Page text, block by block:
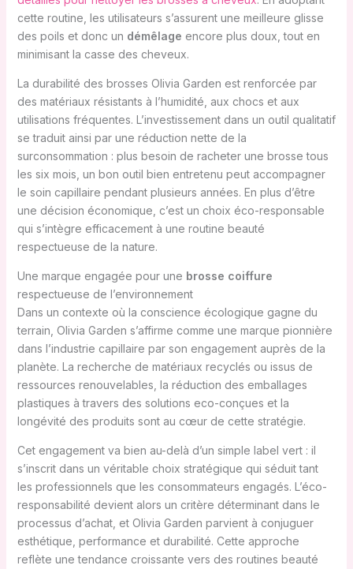
cette routine, les utilisateurs s’assurent une meilleure glisse
des poils et donc un démêlage encore plus doux, tout en
minimisant la casse des cheveux.
La durabilité des brosses Olivia Garden est renforcée par
des matériaux résistants à l’humidité, aux chocs et aux
utilisations fréquentes. L’investissement dans un outil qualitatif
se traduit ainsi par une réduction nette de la
surconsommation : plus besoin de racheter une brosse tous
les six mois, un bon outil bien entretenu peut accompagner
le soin capillaire pendant plusieurs années. En plus d’être
une décision économique, c’est un choix éco-responsable
qui s’intègre efficacement à une routine beauté
respectueuse de la nature.
Une marque engagée pour une brosse coiffure
respectueuse de l’environnement
Dans un contexte où la conscience écologique gagne du
terrain, Olivia Garden s’affirme comme une marque pionnière
dans l’industrie capillaire par son engagement auprès de la
planète. La recherche de matériaux recyclés ou issus de
ressources renouvelables, la réduction des emballages
plastiques à travers des solutions eco-conçues et la
longévité des produits sont au cœur de cette stratégie.
Cet engagement va bien au-delà d’un simple label vert : il
s’inscrit dans un véritable choix stratégique qui séduit tant
les professionnels que les consommateurs engagés. L’éco-
responsabilité devient alors un critère déterminant dans le
processus d’achat, et Olivia Garden parvient à conjuguer
esthétique, performance et durabilité. Cette approche
reflète une tendance croissante vers des routines beauté